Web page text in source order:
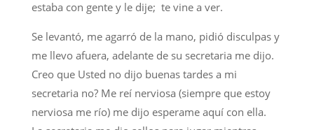
estaba con gente y le dije; te vine a ver.
Se levantó, me agarró de la mano, pidió disculpas y
me llevo afuera, adelante de su secretaria me dijo.
Creo que Usted no dijo buenas tardes a mi
secretaria no? Me reí nerviosa (siempre que estoy
nerviosa me río) me dijo esperame aquí con ella.